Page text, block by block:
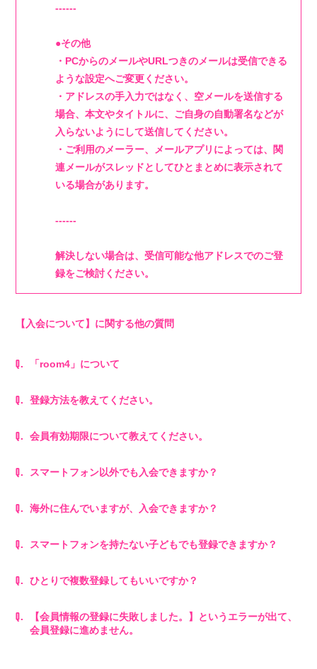
------
●その他
・PCからのメールやURLつきのメールは受信できる
ような設定へご変更ください。
・アドレスの手入力ではなく、空メールを送信する
場合、本文やタイトルに、ご自身の自動署名などが
入らないようにして送信してください。
・ご利用のメーラー、メールアプリによっては、関
連メールがスレッドとしてひとまとめに表示されて
いる場合があります。
------
解決しない場合は、受信可能な他アドレスでのご登
録をご検討ください。
【入会について】に関する他の質問
Q. 「room4」について
Q. 登録方法を教えてください。
Q. 会員有効期限について教えてください。
Q. スマートフォン以外でも入会できますか？
Q. 海外に住んでいますが、入会できますか？
Q. スマートフォンを持たない子どもでも登録できますか？
Q. ひとりで複数登録してもいいですか？
Q.
【会員情報の登録に失敗しました。】というエラーが出て、
会員登録に進めません。